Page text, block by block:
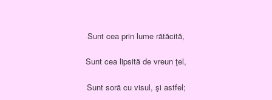
Sunt cea prin lume rătăcită,
Sunt cea lipsită de vreun ţel,
Sunt soră cu visul, şi astfel;